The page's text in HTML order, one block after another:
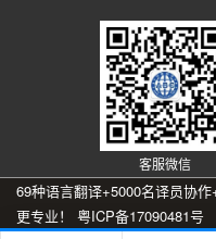
客服微信
69种语言翻译+5000名译员协
更专业！ 粤ICP备17090481号